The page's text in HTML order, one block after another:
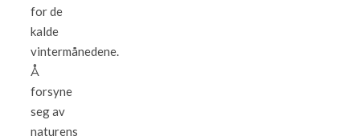
for de
kalde
vintermånedene.
Å
forsyne
seg av
naturens